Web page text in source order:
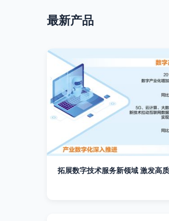
最新产品
拓展数字技术服务新领域 激发高